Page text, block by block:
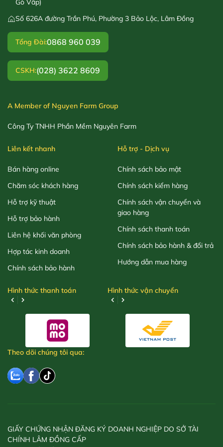
Gò Vấp)
Số 626A đường Trần Phú, Phường 3 Bảo Lộc, Lâm Đồng
Tổng Đài:0868 960 039
CSKH:(028) 3622 8609
A Member of Nguyen Farm Group
Công Ty TNHH Phần Mềm Nguyên Farm
Liên kết nhanh
Bán hàng online
Chăm sóc khách hàng
Hỗ trợ kỹ thuật
Hỗ trợ bảo hành
Liên hệ khối văn phòng
Hợp tác kinh doanh
Chính sách bảo hành
Hỗ trợ - Dịch vụ
Chính sách bảo mật
Chính sách kiểm hàng
Chính sách vận chuyển và
giao hàng
Chính sách thanh toán
Chính sách bảo hành & đổi trả
Hướng dẫn mua hàng
Hình thức thanh toán Hình thức vận chuyển
Theo dõi chúng tôi qua:
GIẤY CHỨNG NHẬN ĐĂNG KÝ DOANH NGHIỆP DO SỞ TÀI
CHÍNH LÂM ĐỒNG CẤP